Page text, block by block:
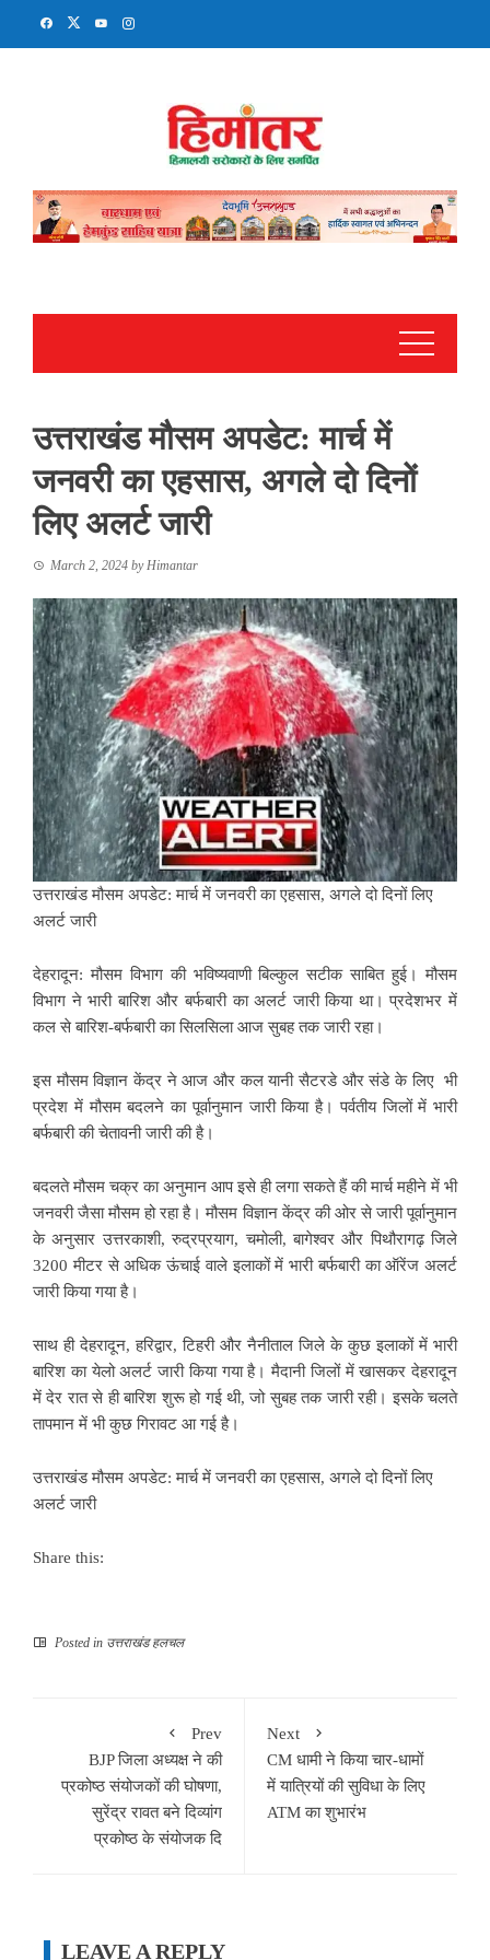
उत्तराखंड मौसम अपडेट: मार्च में
जनवरी का एहसास, अगले दो दिनों
लिए अलर्ट जारी
March 2, 2024 byHimantar
उत्तराखंड मौसम अपडेट: मार्च में जनवरी का एहसास, अगले दो दिनों लिए
अलर्ट जारी
देहरादून: मौसम विभाग की भविष्यवाणी बिल्कुल सटीक साबित हुई। मौसम
विभाग ने भारी बारिश और बर्फबारी का अलर्ट जारी किया था। प्रदेशभर में
कल से बारिश-बर्फबारी का सिलसिला आज सुबह तक जारी रहा।
इस मौसम विज्ञान केंद्र ने आज और कल यानी सैटरडे और संडे के लिए भी
प्रदेश में मौसम बदलने का पूर्वानुमान जारी किया है। पर्वतीय जिलों में भारी
बर्फबारी की चेतावनी जारी की है।
बदलते मौसम चक्र का अनुमान आप इसे ही लगा सकते हैं की मार्च महीने में भी
जनवरी जैसा मौसम हो रहा है। मौसम विज्ञान केंद्र की ओर से जारी पूर्वानुमान
के अनुसार उत्तरकाशी, रुद्रप्रयाग, चमोली, बागेश्वर और पिथौरागढ़ जिले
3200 मीटर से अधिक ऊंचाई वाले इलाकों में भारी बर्फबारी का ऑरेंज अलर्ट
जारी किया गया है।
साथ ही देहरादून, हरिद्वार, टिहरी और नैनीताल जिले के कुछ इलाकों में भारी
बारिश का येलो अलर्ट जारी किया गया है। मैदानी जिलों में खासकर देहरादून
में देर रात से ही बारिश शुरू हो गई थी, जो सुबह तक जारी रही। इसके चलते
तापमान में भी कुछ गिरावट आ गई है।
उत्तराखंड मौसम अपडेट: मार्च में जनवरी का एहसास, अगले दो दिनों लिए
अलर्ट जारी
Share this:
Posted in उत्तराखंड हलचल
Prev
BJP जिला अध्यक्ष ने की
प्रकोष्ठ संयोजकों की घोषणा,
सुरेंद्र रावत बने दिव्यांग
प्रकोष्ठ के संयोजक दि
Next
CM धामी ने किया चार-धामों
में यात्रियों की सुविधा के लिए
ATM का शुभारंभ
LEAVE A REPLY